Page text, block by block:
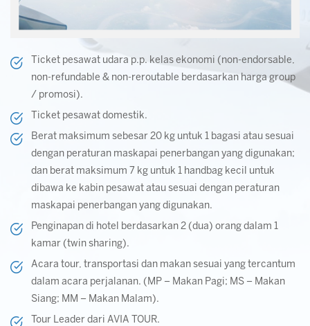
Ticket pesawat udara p.p. kelas ekonomi (non-endorsable,
non-refundable & non-reroutable berdasarkan harga group
/ promosi).
Ticket pesawat domestik.
Berat maksimum sebesar 20 kg untuk 1 bagasi atau sesuai
dengan peraturan maskapai penerbangan yang digunakan;
dan berat maksimum 7 kg untuk 1 handbag kecil untuk
dibawa ke kabin pesawat atau sesuai dengan peraturan
maskapai penerbangan yang digunakan.
Penginapan di hotel berdasarkan 2 (dua) orang dalam 1
kamar (twin sharing).
Acara tour, transportasi dan makan sesuai yang tercantum
dalam acara perjalanan. (MP – Makan Pagi; MS – Makan
Siang; MM – Makan Malam).
Tour Leader dari AVIA TOUR.